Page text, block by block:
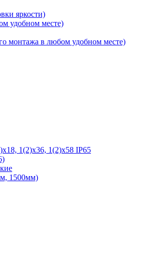
яркости)
удобном месте)
монтажа в любом удобном месте)
1(2)х36, 1(2)х58 IP65
1500мм)